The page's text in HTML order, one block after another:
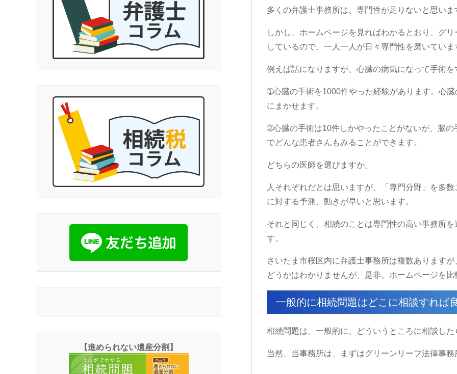
多くの弁護士事務所は、専門性が足りないと思い
しかし、ホームページを見ればわかるとおり、グ
しているので、一人一人が日々専門性を磨いていま
例えば話になりますが、心臓の病気になって手術
➀心臓の手術を1000件やった経験があります。心
にまかせます。
➁心臓の手術は10件しかやったことがないが、脳
でどんな患者さんもみることができます。
どちらの医師を選びますか。
人それぞれだとは思いますが、「専門分野」を多
に対する予測、動きが早いと思います。
それと同じく、相続のことは専門性の高い事務所
す。
さいたま市桜区内に弁護士事務所は複数あります
どうかはわかりませんが、是非、ホームページを
一般的に相続問題はどこに相談すれば
相続問題は、一般的に、どういうところに相談し
当然、当事務所は、まずはグリーンリーフ法律事
【進められない遺産分割】